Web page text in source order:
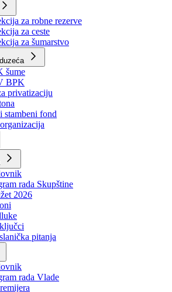
uprava za inspekcijske poslove
uprava civilne zaštite
za robne rezerve
za ceste
za šumarstvo
šume
BPK
privatizaciju
fond
rada Skupštine
2026
pitanja